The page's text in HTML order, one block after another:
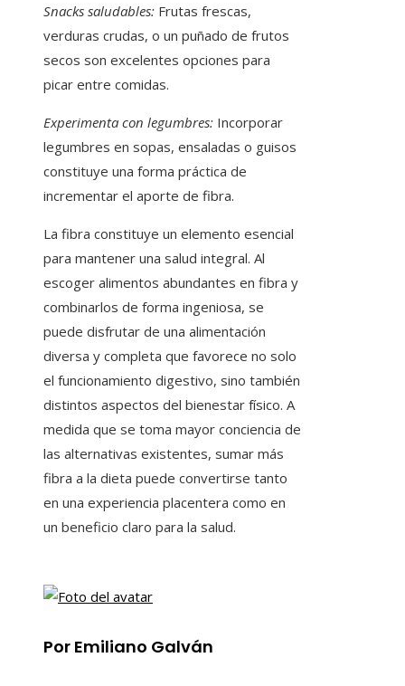
Snacks saludables: Frutas frescas,
verduras crudas, o un puñado de frutos
secos son excelentes opciones para
picar entre comidas.
Experimenta con legumbres: Incorporar
legumbres en sopas, ensaladas o guisos
constituye una forma práctica de
incrementar el aporte de fibra.
La fibra constituye un elemento esencial
para mantener una salud integral. Al
escoger alimentos abundantes en fibra y
combinarlos de forma ingeniosa, se
puede disfrutar de una alimentación
diversa y completa que favorece no solo
el funcionamiento digestivo, sino también
distintos aspectos del bienestar físico. A
medida que se toma mayor conciencia de
las alternativas existentes, sumar más
fibra a la dieta puede convertirse tanto
en una experiencia placentera como en
un beneficio claro para la salud.
Por Emiliano Galván